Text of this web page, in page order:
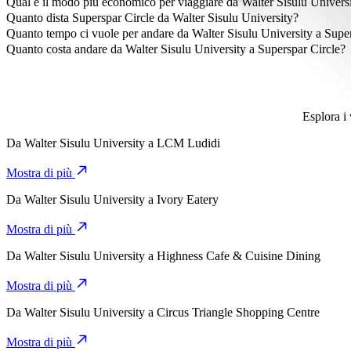
Il modo più conveniente per viaggiare da Walter Sisulu University a
Quanto dista Superspar Circle da Walter Sisulu University?
Superspar Circle dista circa 5,5 km da Walter Sisulu University.
Quanto tempo ci vuole per andare da Walter Sisulu University a
Ci vogliono circa 12 min per andare da Walter Sisulu University a
Quanto costa andare da Walter Sisulu University a Superspar Circle?
Esplora i
Da Walter Sisulu University a LCM Ludidi
Mostra di più
Da Walter Sisulu University a Ivory Eatery
Mostra di più
Da Walter Sisulu University a Highness Cafe & Cuisine Dining
Mostra di più
Da Walter Sisulu University a Circus Triangle Shopping Centre
Mostra di più